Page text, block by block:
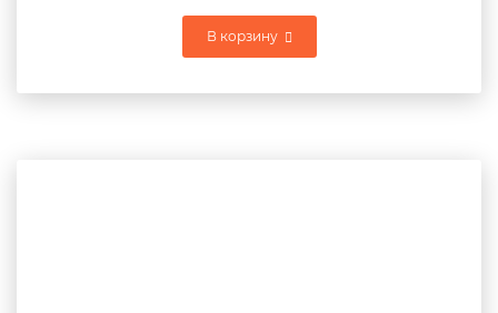
В корзину